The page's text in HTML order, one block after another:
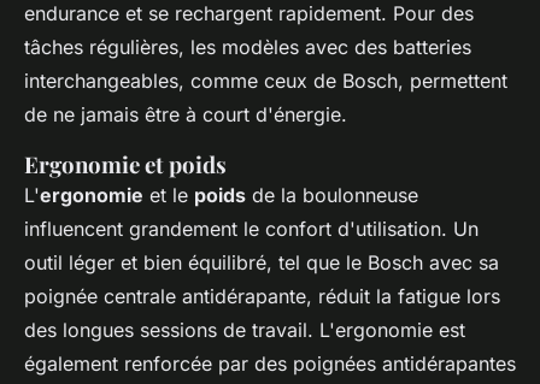
endurance et se rechargent rapidement. Pour des
tâches régulières, les modèles avec des batteries
interchangeables, comme ceux de Bosch, permettent
de ne jamais être à court d'énergie.
Ergonomie et poids
L'ergonomie et le poids de la boulonneuse
influencent grandement le confort d'utilisation. Un
outil léger et bien équilibré, tel que le Bosch avec sa
poignée centrale antidérapante, réduit la fatigue lors
des longues sessions de travail. L'ergonomie est
également renforcée par des poignées antidérapantes